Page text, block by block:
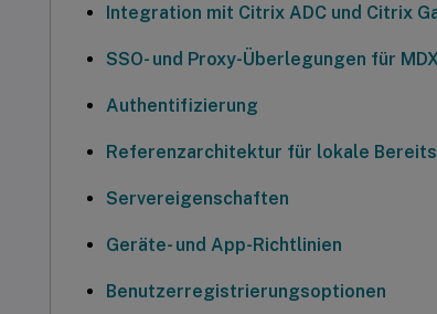
Integration mit Citrix ADC und Citrix
SSO- und Proxy-Überlegungen für
Authentifizierung
Referenzarchitektur für lokale
Servereigenschaften
Geräte- und App-Richtlinien
Benutzerregistrierungsoptionen